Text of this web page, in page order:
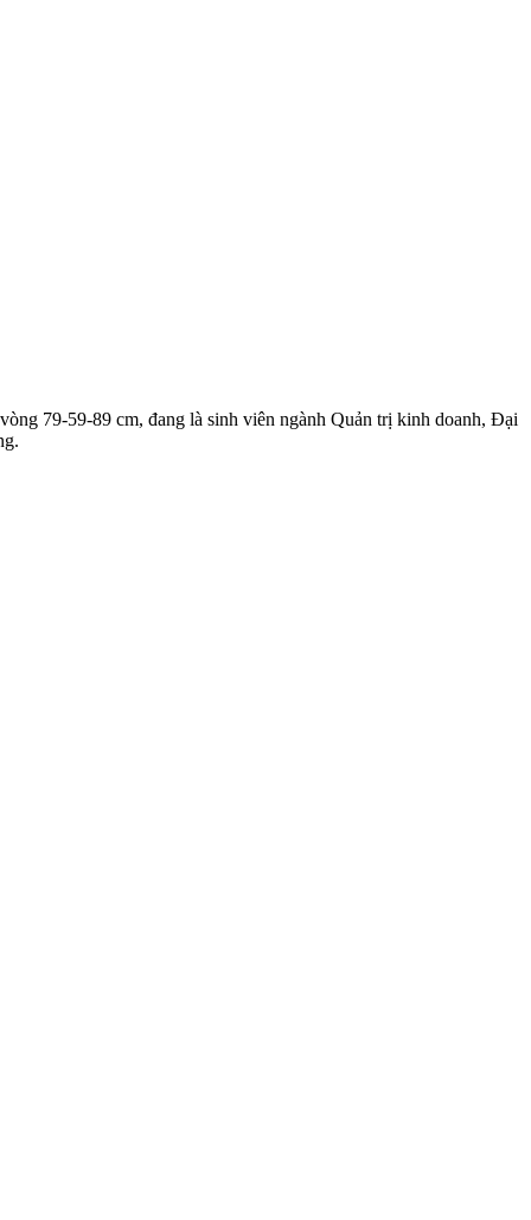
79-59-89 cm, đang là sinh viên ngành Quản trị kinh doanh, Đại